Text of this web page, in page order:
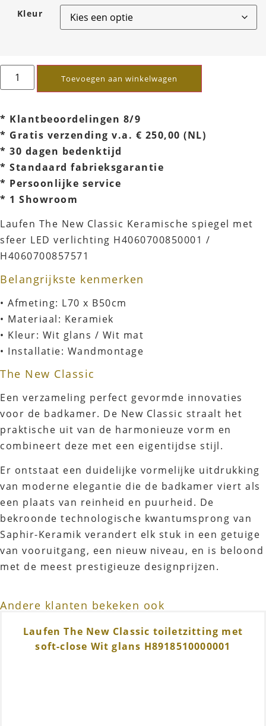
Kleur
Toevoegen aan winkelwagen
* Klantbeoordelingen 8/9
* Gratis verzending v.a. € 250,00 (NL)
* 30 dagen bedenktijd
* Standaard fabrieksgarantie
* Persoonlijke service
* 1 Showroom
Laufen The New Classic Keramische spiegel met
sfeer LED verlichting H4060700850001 /
H4060700857571
Belangrijkste kenmerken
• Afmeting: L70 x B50cm
• Materiaal: Keramiek
• Kleur: Wit glans / Wit mat
• Installatie: Wandmontage
The New Classic
Een verzameling perfect gevormde innovaties
voor de badkamer. De New Classic straalt het
praktische uit van de harmonieuze vorm en
combineert deze met een eigentijdse stijl.
Er ontstaat een duidelijke vormelijke uitdrukking
van moderne elegantie die de badkamer viert als
een plaats van reinheid en puurheid. De
bekroonde technologische kwantumsprong van
Saphir-Keramik verandert elk stuk in een getuige
van vooruitgang, een nieuw niveau, en is beloond
met de meest prestigieuze designprijzen.
Andere klanten bekeken ook
Laufen The New Classic toiletzitting met
soft-close Wit glans H8918510000001